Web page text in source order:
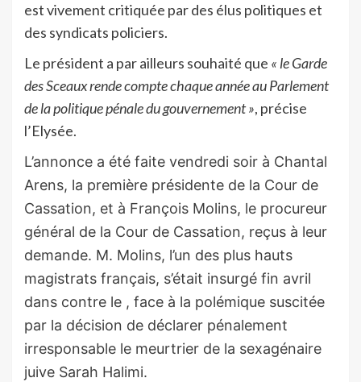
est vivement critiquée par des élus politiques et
des syndicats policiers.
Le président a par ailleurs souhaité que « le Garde
des Sceaux rende compte chaque année au Parlement
de la politique pénale du gouvernement », précise
l’Elysée.
L’annonce a été faite vendredi soir à Chantal
Arens, la première présidente de la Cour de
Cassation, et à François Molins, le procureur
général de la Cour de Cassation, reçus à leur
demande. M. Molins, l’un des plus hauts
magistrats français, s’était insurgé fin avril
dans contre le , face à la polémique suscitée
par la décision de déclarer pénalement
irresponsable le meurtrier de la sexagénaire
juive Sarah Halimi.